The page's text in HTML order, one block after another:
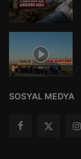
SOSYAL MEDYA